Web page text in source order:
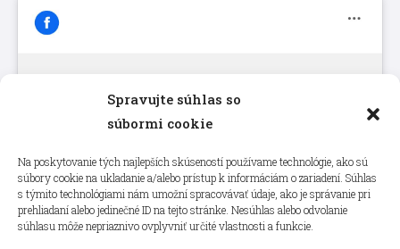
Spravujte súhlas so
súbormi cookie
Na poskytovanie tých najlepších skúseností používame technológie, ako sú
súbory cookie na ukladanie a/alebo prístup k informáciám o zariadení. Súhlas
s týmito technológiami nám umožní spracovávať údaje, ako je správanie pri
prehliadaní alebo jedinečné ID na tejto stránke. Nesúhlas alebo odvolanie
súhlasu môže nepriaznivo ovplyvniť určité vlastnosti a funkcie.
Kliknutím prijmete súbory cookie